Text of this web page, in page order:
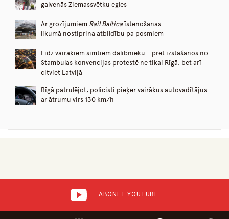
galvenās Ziemassvētku egles
Ar grozījumiem Rail Baltica īstenošanas
likumā nostiprina atbildību pa posmiem
Līdz vairākiem simtiem dalībnieku – pret izstāšanos no
Stambulas konvencijas protestē ne tikai Rīgā, bet arī
citviet Latvijā
Rīgā patrulējot, policisti pieķer vairākus autovadītājus
ar ātrumu virs 130 km/h
ABONĒT YOUTUBE